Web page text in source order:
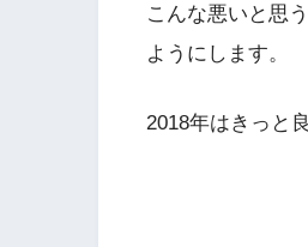
こんな悪いと思
ようにします。
2018年はきっと